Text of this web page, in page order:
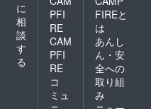
に
相
談
す
る
PFI
RE
CAM
PFI
RE
コ
ミュ
FIREと
は
あんし
ん・安
全への
取り組
み